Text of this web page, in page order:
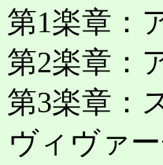
楽章：ア
楽章：
楽章：
ヴィヴァ